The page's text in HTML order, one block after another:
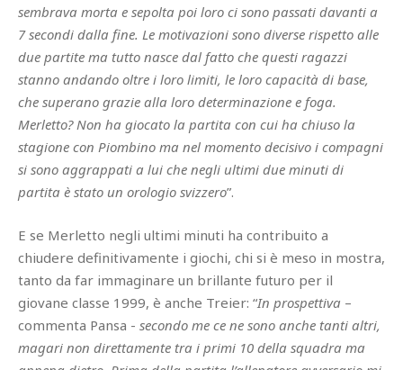
sembrava morta e sepolta poi loro ci sono passati davanti a
7 secondi dalla fine. Le motivazioni sono diverse rispetto alle
due partite ma tutto nasce dal fatto che questi ragazzi
stanno andando oltre i loro limiti, le loro capacità di base,
che superano grazie alla loro determinazione e foga.
Merletto? Non ha giocato la partita con cui ha chiuso la
stagione con Piombino ma nel momento decisivo i compagni
si sono aggrappati a lui che negli ultimi due minuti di
partita è stato un orologio svizzero”.
E se Merletto negli ultimi minuti ha contribuito a
chiudere definitivamente i giochi, chi si è meso in mostra,
tanto da far immaginare un brillante futuro per il
giovane classe 1999, è anche Treier: “In prospettiva –
commenta Pansa - secondo me ce ne sono anche tanti altri,
magari non direttamente tra i primi 10 della squadra ma